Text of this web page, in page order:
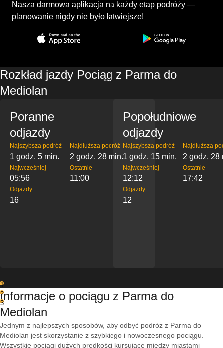
Nasza darmowa aplikacja na każdy etap podróży —
planowanie nigdy nie było łatwiejsze!
Rozkład jazdy Pociąg z Parma do
Mediolan
Poranne
odjazdy
Najszybsza podróż
1 godz. 5 min.
Najdłuższa podróż
2 godz. 28 min.
Najwcześniej
05:56
Ostatnie
11:00
Odjazdy
16
Popołudniowe
odjazdy
Najszybsza podróż
1 godz. 15 min.
Najdłuższa
2 godz. 28
Najwcześniej
12:12
Ostatnie
17:42
Odjazdy
12
1
2
3
Informacje o pociągu z Parma do
Mediolan
Jednym z najlepszych sposobów, aby odbyć podróż z Parma do
Mediolan jest skorzystanie z szybkiego i nowoczesnego pociągu.
Wszystkie pociągi dużych prędkości kursujące między miastami